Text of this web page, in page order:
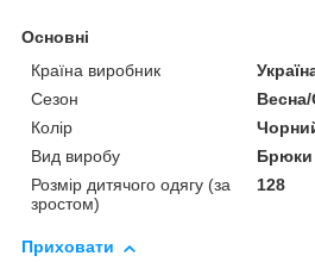
Основні
Країна виробник
Сезон
Весна/
Колір
Вид виробу
Брюки
Розмір дитячого одягу (за
зростом)
128
Приховати